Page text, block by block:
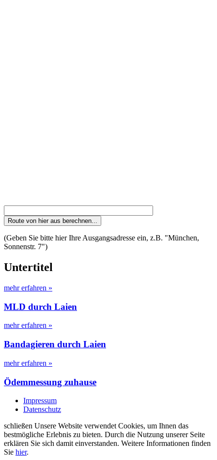
(Geben Sie bitte hier Ihre Ausgangsadresse ein, z.B. "München,
Sonnenstr. 7")
Untertitel
mehr erfahren »
MLD durch Laien
mehr erfahren »
Bandagieren durch Laien
mehr erfahren »
Ödemmessung zuhause
Impressum
Datenschutz
schließen Unsere Website verwendet Cookies, um Ihnen das
bestmögliche Erlebnis zu bieten. Durch die Nutzung unserer Seite
erklären Sie sich damit einverstanden. Weitere Informationen finden
Sie hier.